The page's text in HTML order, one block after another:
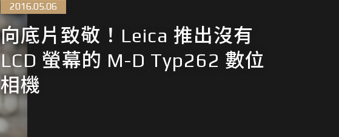
2016.05.06
向底片致敬！Leica 推出沒有
LCD 螢幕的 M-D Typ262 數位
相機